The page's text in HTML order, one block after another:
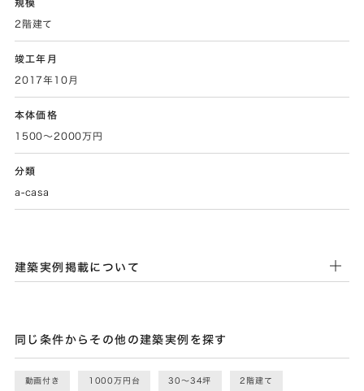
規模
2階建て
竣工年月
2017年10月
本体価格
1500～2000万円
分類
a-casa
建築実例掲載について
同じ条件からその他の建築実例を探す
動画付き 1000万円台 30〜34坪 2階建て